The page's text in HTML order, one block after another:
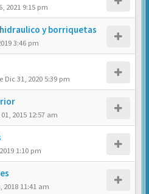
2021 9:15 pm
y borriquetas
3:46 pm
Dic 31, 2020 5:39 pm
2015 12:57 am
1:10 pm
2018 11:41 am